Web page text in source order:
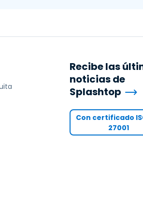
Recibe las
noticias de
Splashtop
Con certificado
27001